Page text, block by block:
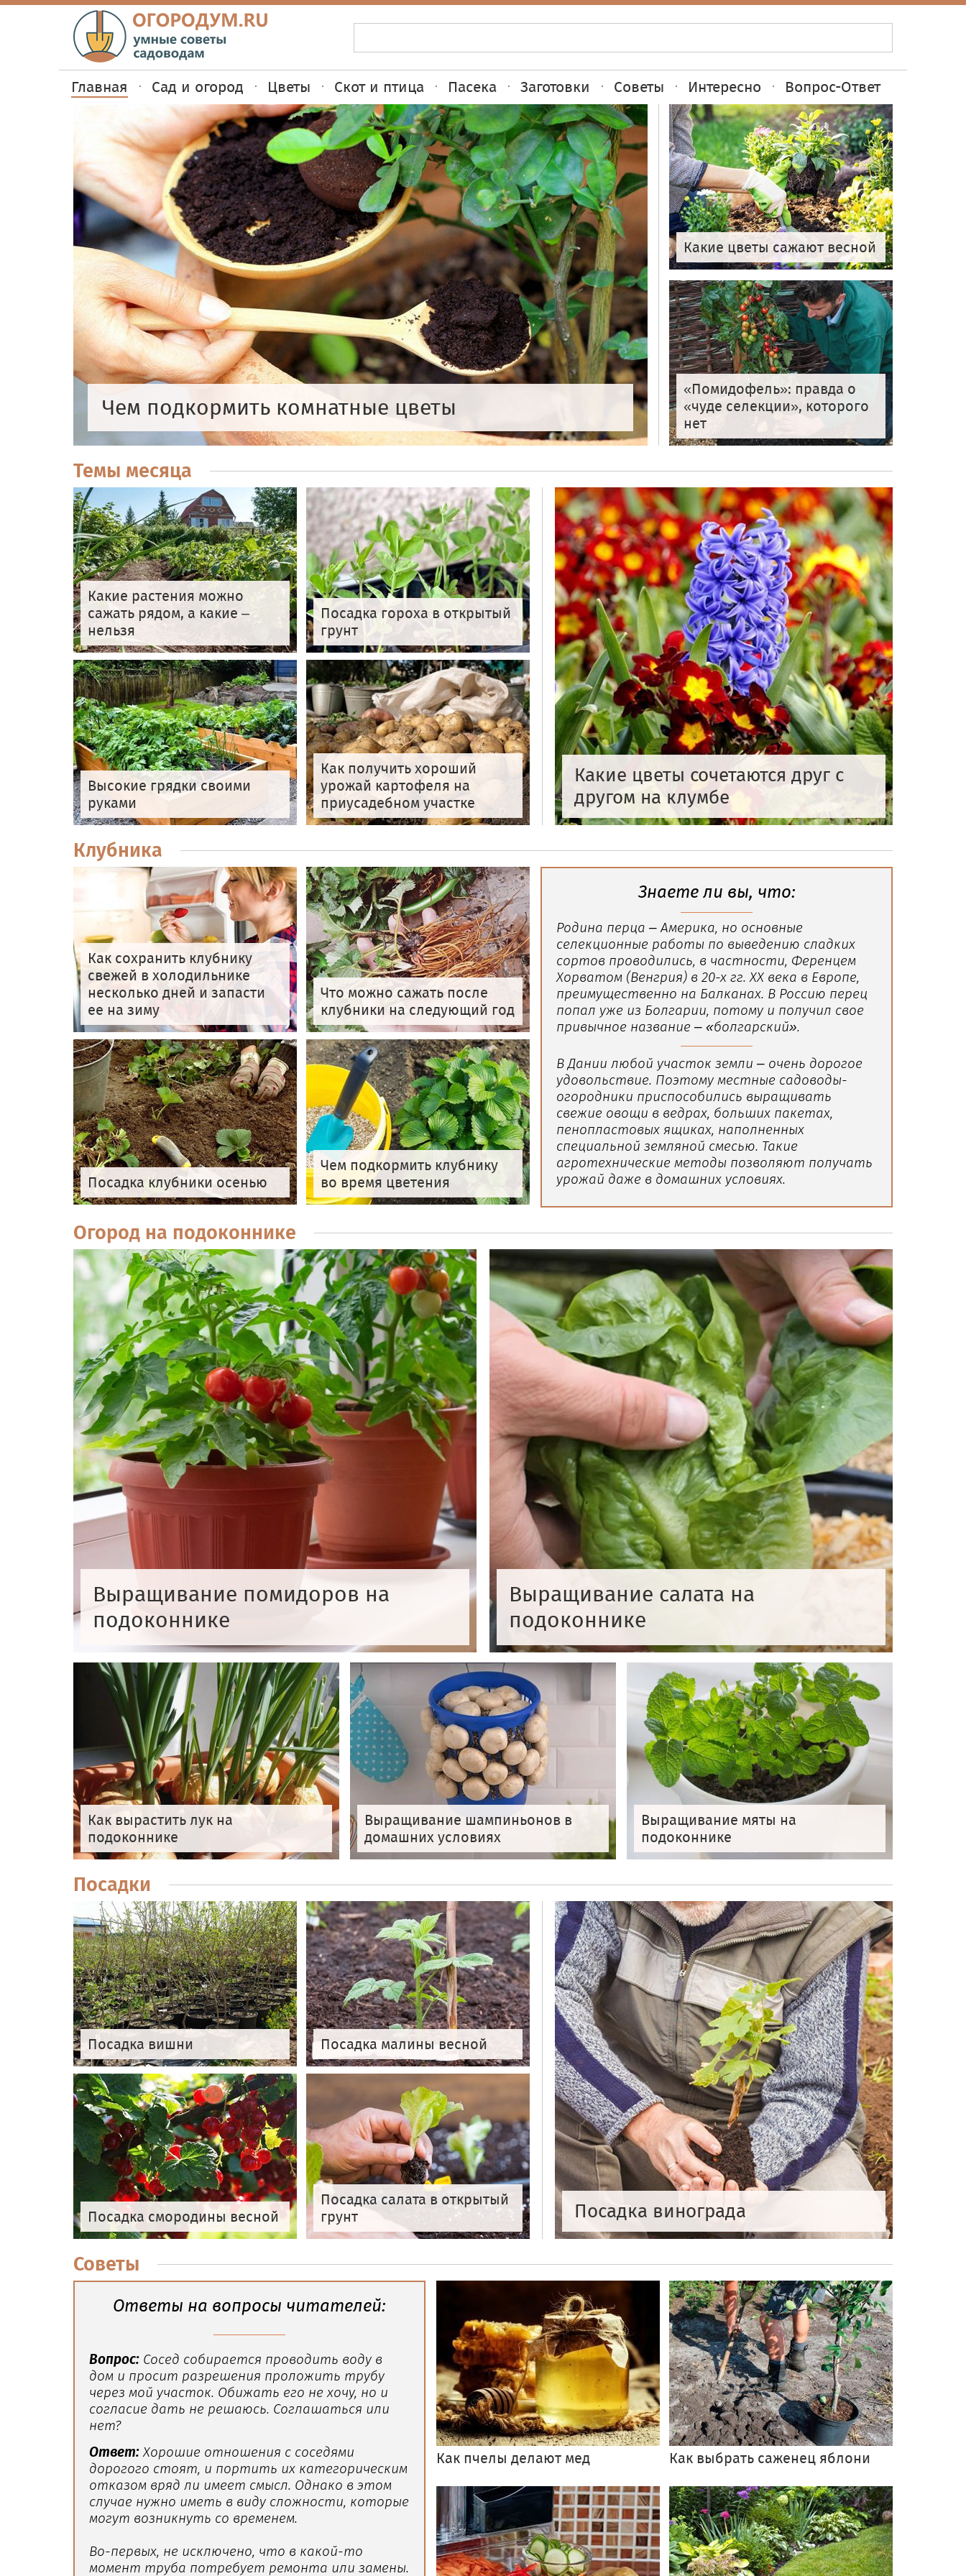
Главная Сад и огород Цветы Скот и птица Пасека Заготовки Советы Интересно Вопрос-Ответ
Чем подкормить комнатные цветы
Какие цветы сажают весной
«Помидофель»: правда о
«чуде селекции», которого
нет
Темы месяца
Какие растения можно
сажать рядом, а какие –
нельзя
Посадка гороха в открытый
грунт
Высокие грядки своими
руками
Как получить хороший
урожай картофеля на
приусадебном участке
Какие цветы сочетаются друг с
другом на клумбе
Клубника
Как сохранить клубнику
свежей в холодильнике
несколько дней и запасти
ее на зиму
Что можно сажать после
клубники на следующий год
Посадка клубники осенью
Чем подкормить клубнику
во время цветения
Знаете ли вы, что:
Родина перца – Америка, но основные
селекционные работы по выведению сладких
сортов проводились, в частности, Ференцем
Хорватом (Венгрия) в 20-х гг. XX века в Европе,
преимущественно на Балканах. В Россию перец
попал уже из Болгарии, потому и получил свое
привычное название – «болгарский».
В Дании любой участок земли – очень дорогое
удовольствие. Поэтому местные садоводы-
огородники приспособились выращивать
свежие овощи в ведрах, больших пакетах,
пенопластовых ящиках, наполненных
специальной земляной смесью. Такие
агротехнические методы позволяют получать
урожай даже в домашних условиях.
Огород на подоконнике
Выращивание помидоров на
подоконнике
Выращивание салата на
подоконнике
Как вырастить лук на
подоконнике
Выращивание шампиньонов в
домашних условиях
Выращивание мяты на
подоконнике
Посадки
Посадка вишни Посадка малины весной
Посадка смородины весной
Посадка салата в открытый
грунт
Посадка винограда
Советы
Ответы на вопросы читателей:
Вопрос: Сосед собирается проводить воду в
дом и просит разрешения проложить трубу
через мой участок. Обижать его не хочу, но и
согласие дать не решаюсь. Соглашаться или
нет?
Ответ:Хорошие отношения с соседями
дорогого стоят, и портить их категорическим
отказом вряд ли имеет смысл. Однако в этом
случае нужно иметь в виду сложности, которые
могут возникнуть со временем.
Во-первых, не исключено, что в какой-то
момент труба потребует ремонта или замены.
Как пчелы делают мед Как выбрать саженец яблони